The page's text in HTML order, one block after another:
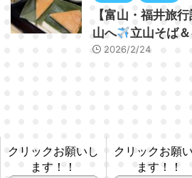
【富山・福井旅
山へ
立山そば
2026/2/24
クリックお願いし
ます！！
クリックお願
ます！！